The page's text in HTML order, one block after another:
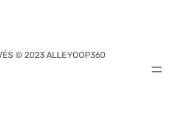
© 2023 ALLEYOOP360